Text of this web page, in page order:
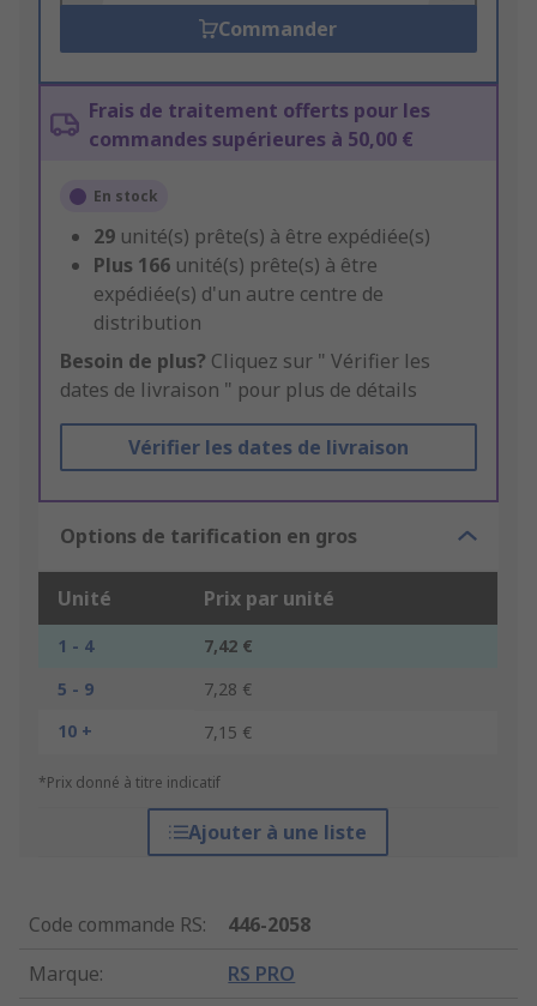
Commander
Frais de traitement offerts pour les
commandes supérieures à 50,00 €
En stock
29 unité(s) prête(s) à être expédiée(s)
Plus 166 unité(s) prête(s) à être
expédiée(s) d'un autre centre de
distribution
Besoin de plus? Cliquez sur " Vérifier les
dates de livraison " pour plus de détails
Vérifier les dates de livraison
Options de tarification en gros
Unité Prix par unité
1 - 4
7,42 €
5 - 9
7,28 €
10 +
7,15 €
*Prix donné à titre indicatif
Ajouter à une liste
Code commande RS:
446-2058
Marque: RS PRO